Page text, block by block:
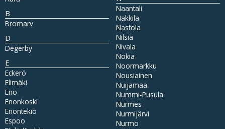
B
Bromarv
D
Degerby
E
Eckerö
Elimäki
Eno
Enonkoski
Enontekiö
Espoo
Naantali
Nakkila
Nastola
Nilsiä
Nivala
Nokia
Noormarkku
Nousiainen
Nuijamaa
Nummi-Pusula
Nurmes
Nurmijärvi
Nurmo